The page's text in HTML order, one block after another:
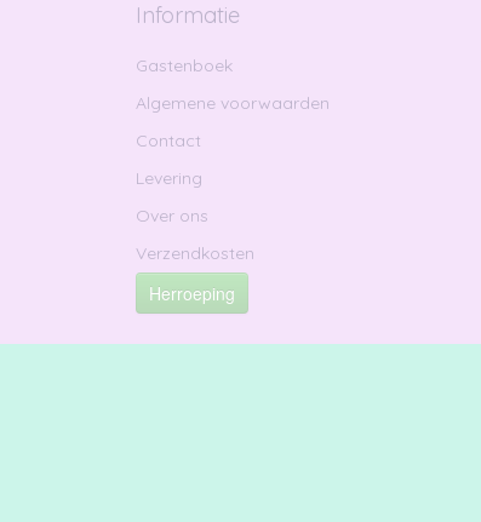
Informatie
Gastenboek
Algemene voorwaarden
Contact
Levering
Over ons
Verzendkosten
Herroeping